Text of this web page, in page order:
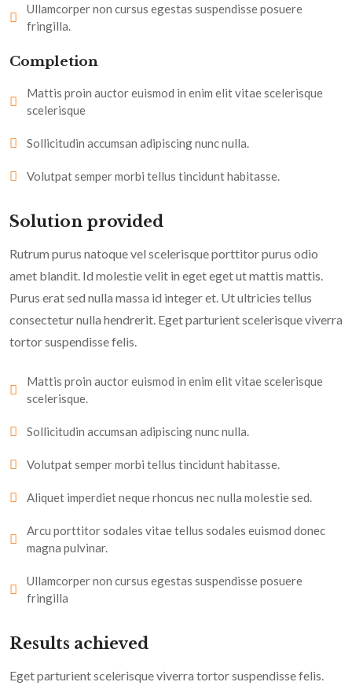
Ullamcorper non cursus egestas suspendisse posuere
fringilla.
Completion
Mattis proin auctor euismod in enim elit vitae scelerisque
scelerisque
Sollicitudin accumsan adipiscing nunc nulla.
Volutpat semper morbi tellus tincidunt habitasse.
Solution provided
Rutrum purus natoque vel scelerisque porttitor purus odio
amet blandit. Id molestie velit in eget eget ut mattis mattis.
Purus erat sed nulla massa id integer et. Ut ultricies tellus
consectetur nulla hendrerit. Eget parturient scelerisque viverra
tortor suspendisse felis.
Mattis proin auctor euismod in enim elit vitae scelerisque
scelerisque.
Sollicitudin accumsan adipiscing nunc nulla.
Volutpat semper morbi tellus tincidunt habitasse.
Aliquet imperdiet neque rhoncus nec nulla molestie sed.
Arcu porttitor sodales vitae tellus sodales euismod donec
magna pulvinar.
Ullamcorper non cursus egestas suspendisse posuere
fringilla
Results achieved
Eget parturient scelerisque viverra tortor suspendisse felis.